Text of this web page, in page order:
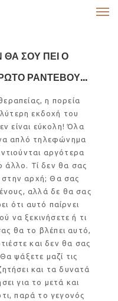
ΣΟΥ ΠΕΙ Ο
ΡΑΝΤΕΒΟΥ...
η πορεία
εκδοχή του
είναι εύκολη! Όλα
απλό τηλεφώνημα
αργότερα
άλλο. Τί δεν θα σας
στην αρχή; Θα σας
αλλά δε θα σας
ότι αυτό παίρνει
να ξεκινήσετε ή τι
θα το βλέπει αυτό,
και δεν θα σας
ψάξετε μαζί τις
και τα δυνατά
για το μετά και
παρά το γεγονός